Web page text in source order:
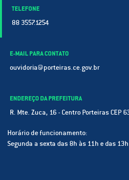
TELEFONE
88 3557.1254
E-MAIL PARA CONTATO
ouvidoria@porteiras.ce.gov.br
ENDEREÇO DA PREFEITURA
R. Mte. Zuca, 16 - Centro Porteiras CEP
Horário de funcionamento:
Segunda a sexta das 8h às 11h e das